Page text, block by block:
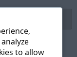
to allow